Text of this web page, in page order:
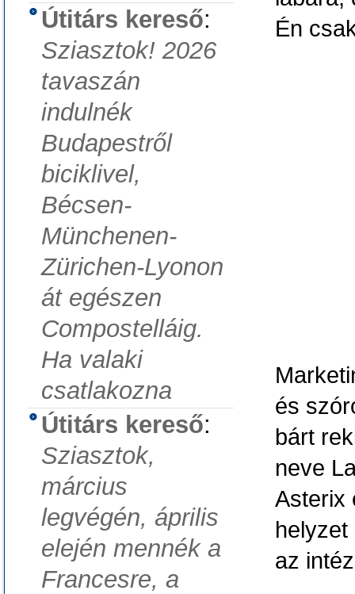
Útitárs kereső:
Sziasztok! 2026
tavaszán
indulnék
Budapestről
biciklivel,
Bécsen-
Münchenen-
Zürichen-Lyonon
át egészen
Compostelláig.
Ha valaki
csatlakozna
Útitárs kereső:
Sziasztok,
március
legvégén, április
elején mennék a
Francesre, a
Én
és
bárt
neve
Asterix
az